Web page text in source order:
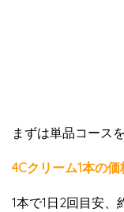
まずは単品コース
4Cクリーム1本の価
1本で1日2回目安、